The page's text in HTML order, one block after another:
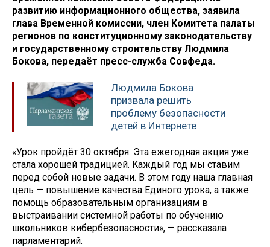
развитию информационного общества, заявила
глава Временной комиссии, член Комитета палаты
регионов по конституционному законодательству
и государственному строительству Людмила
Бокова, передаёт пресс-служба Совфеда.
Людмила Бокова
призвала решить
проблему безопасности
детей в Интернете
«Урок пройдёт 30 октября. Эта ежегодная акция уже
стала хорошей традицией. Каждый год мы ставим
перед собой новые задачи. В этом году наша главная
цель — повышение качества Единого урока, а также
помощь образовательным организациям в
выстраивании системной работы по обучению
школьников кибербезопасности», — рассказала
парламентарий.